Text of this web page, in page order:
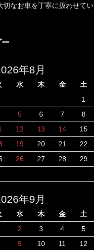
切なお車を丁寧に扱わせてい
ー
年8月
水 木 金
土
1
5 6 7
8
12 13 14
15
19 20 21
22
26 27 28
29
年9月
水 木 金
土
2 3 4
5
9 10 11
12